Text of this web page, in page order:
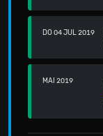
DO 04 JUL 2019
MAI 2019